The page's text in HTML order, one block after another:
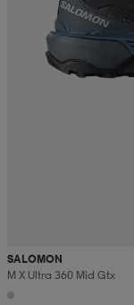
SALOMON
M X Ultra 360 Mid Gtx